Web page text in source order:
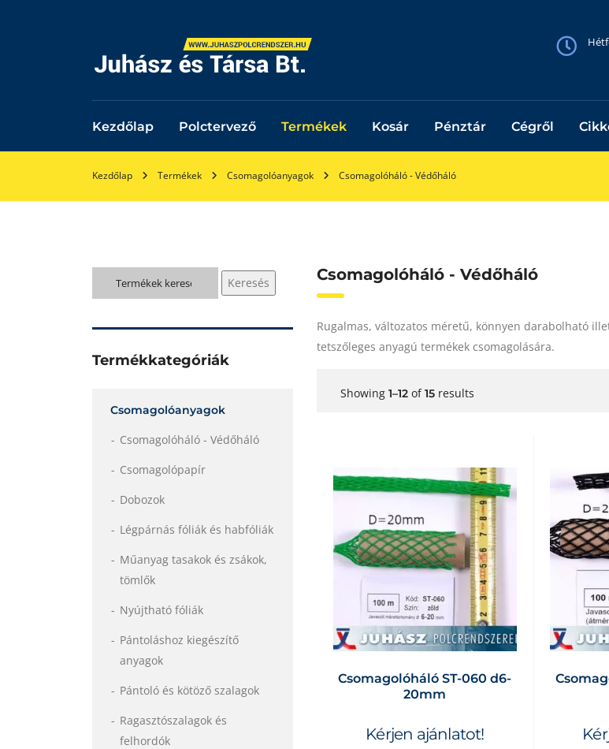
Kezdőlap Polctervező Termékek Kosár Pénztár Cégről
Kezdőlap Termékek Csomagolóanyagok Csomagolóháló - Védőháló
Csomagolóháló - Védőháló
Rugalmas, változatos méretű, könnyen darabolható
tetszőleges anyagú termékek csomagolására.
Showing 1–12 of15 results
Csomagolóháló ST-060 d6-
20mm
Kérjen ajánlatot!
Keresés
a
Keresés
Termékkategóriák
Csomagolóanyagok
Csomagolóháló - Védőháló
Csomagolópapír
Dobozok
Légpárnás fóliák és habfóliák
Műanyag tasakok és zsákok,
tömlők
Nyújtható fóliák
Pántoláshoz kiegészítő
anyagok
Pántoló és kötöző szalagok
Ragasztószalagok és
felhordók